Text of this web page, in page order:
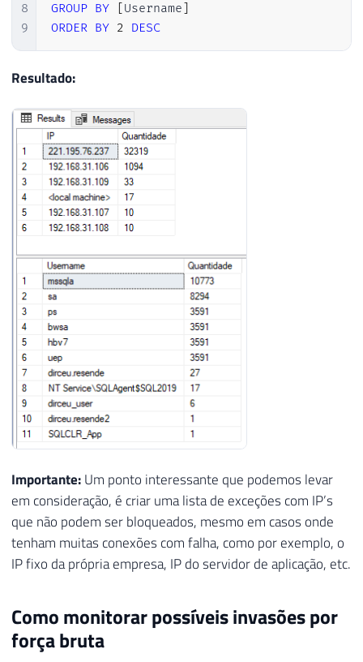
45
46
47
49
50
51
52
53
54
55
56
58
59
60
-- Pesquisa por tentar conectar com
INSERT INTO #Login_Failed (LogDate,
-- Atualiza o número do arquivo de
UPDATE #Login_Failed
SET LogNumber
WHERE LogNumber
SET @Contador
#Login_Failed
8
9
GROUP BY Username
ORDER BY 2 DESC
Resultado:
Importante:Um ponto interessante que podemos levar
em consideração, é criar uma lista de exceções com IP’s
que não podem ser bloqueados, mesmo em casos onde
tenham muitas conexões com falha, como por exemplo, o
IP fixo da própria empresa, IP do servidor de aplicação, etc.
Como monitorar possíveis invasões por
força bruta